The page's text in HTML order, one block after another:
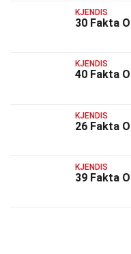
KJENDIS
30 Fakta
KJENDIS
40 Fakta
KJENDIS
26 Fakta
KJENDIS
39 Fakta